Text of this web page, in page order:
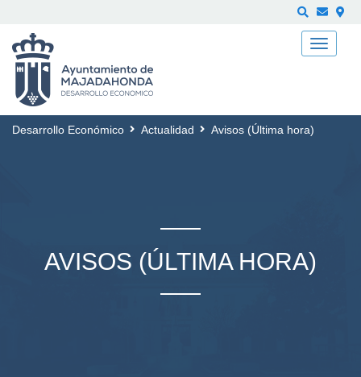
Desarrollo Económico Actualidad Avisos (Última hora)
AVISOS (ÚLTIMA HORA)